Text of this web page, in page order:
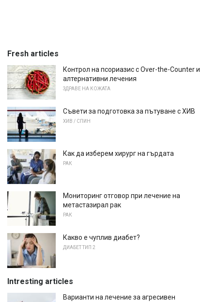
Fresh articles
Контрол на псориазис с Over-the-Counter и
алтернативни лечения
ЗДРАВЕ НА КОЖАТА
Съвети за подготовка за пътуване с ХИВ
ХИВ / СПИН
Как да изберем хирург на гърдата
РАК
Мониторинг отговор при лечение на
метастазирал рак
РАК
Какво е чуплив диабет?
ДИАБЕТ ТИП 2
Intresting articles
Варианти на лечение за агресивен